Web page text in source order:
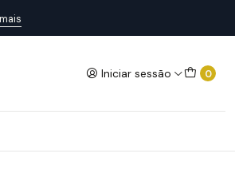
Iniciar sessão 0